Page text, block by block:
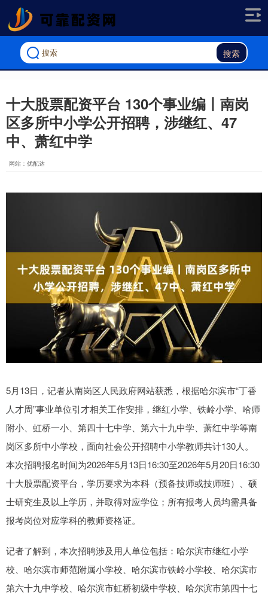
搜索
十大股票配资平台 130个事业编丨南岗
区多所中小学公开招聘，涉继红、47
中、萧红中学
网站：优配达
5月13日，记者从南岗区人民政府网站获悉，根据哈尔滨市“丁香
人才周”事业单位引才相关工作安排，继红小学、铁岭小学、哈师
附小、虹桥一小、第四十七中学、第六十九中学、萧红中学等南
岗区多所中小学校，面向社会公开招聘中小学教师共计130人。
本次招聘报名时间为2026年5月13日16:30至2026年5月20日16:30
十大股票配资平台，学历要求为本科（预备技师或技师班）、硕
士研究生及以上学历，并取得对应学位；所有报考人员均需具备
报考岗位对应学科的教师资格证。
记者了解到，本次招聘涉及用人单位包括：哈尔滨市继红小学
校、哈尔滨市师范附属小学校、哈尔滨市铁岭小学校、哈尔滨市
第六十九中学校、哈尔滨市虹桥初级中学校、哈尔滨市第四十七